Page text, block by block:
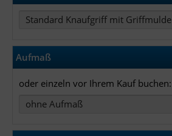
Standard Knaufgriff mit Griffmulde
Aufmaß
oder einzeln vor Ihrem Kauf buchen:
ohne Aufmaß